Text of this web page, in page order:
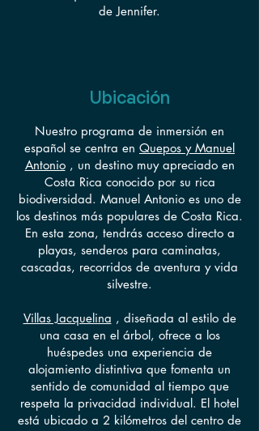
de Jennifer.
Ubicación
Nuestro programa de inmersión en
español se centra en Quepos y Manuel
Antonio, un destino muy apreciado en
Costa Rica conocido por su rica
biodiversidad. Manuel Antonio es uno de
los destinos más populares de Costa Rica.
En esta zona, tendrás acceso directo a
playas, senderos para caminatas,
cascadas, recorridos de aventura y vida
silvestre.
Villas Jacquelina , diseñada al estilo de
una casa en el árbol, ofrece a los
huéspedes una experiencia de
alojamiento distintiva que fomenta un
sentido de comunidad al tiempo que
respeta la privacidad individual. El hotel
está ubicado a 2 kilómetros del centro de